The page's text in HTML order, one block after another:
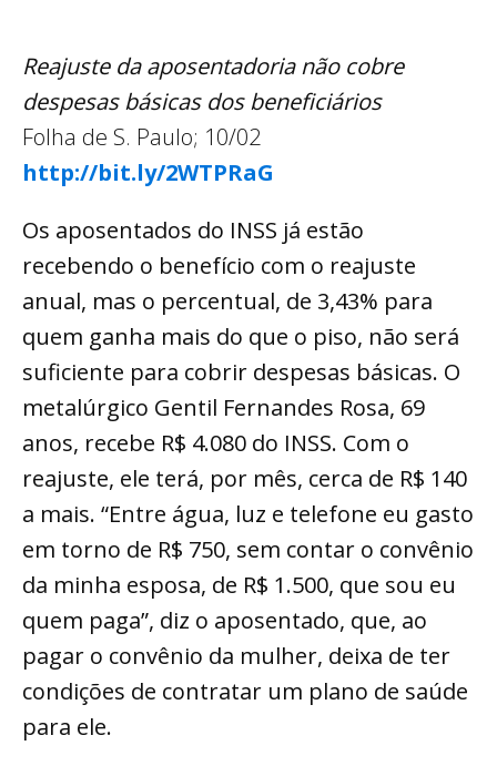
Reajuste da aposentadoria não cobre
despesas básicas dos beneficiários
Folha de S. Paulo; 10/02
http://bit.ly/2WTPRaG
Os aposentados do INSS já estão
recebendo o benefício com o reajuste
anual, mas o percentual, de 3,43% para
quem ganha mais do que o piso, não será
suficiente para cobrir despesas básicas. O
metalúrgico Gentil Fernandes Rosa, 69
anos, recebe R$ 4.080 do INSS. Com o
reajuste, ele terá, por mês, cerca de R$ 140
a mais. “Entre água, luz e telefone eu gasto
em torno de R$ 750, sem contar o convênio
da minha esposa, de R$ 1.500, que sou eu
quem paga”, diz o aposentado, que, ao
pagar o convênio da mulher, deixa de ter
condições de contratar um plano de saúde
para ele.